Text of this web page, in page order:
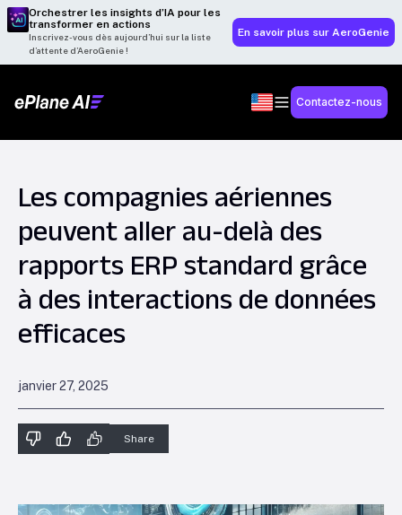
Orchestrer les insights d’IA pour les
transformer en actions
Inscrivez-vous dès aujourd’hui sur la liste
d’attente d’AeroGenie !
En savoir plus sur AeroGenie
Contactez-nous
Les compagnies aériennes
peuvent aller au-delà des
rapports ERP standard grâce
à des interactions de données
efficaces
janvier 27, 2025
Share